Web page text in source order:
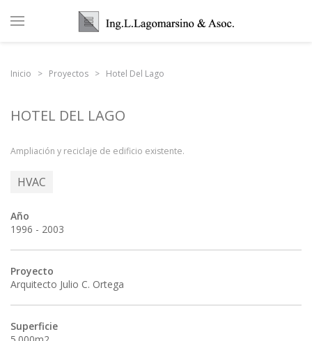
Inicio Proyectos Hotel Del Lago
HOTEL DEL LAGO
Ampliación y reciclaje de edificio existente.
HVAC
Año
1996 - 2003
Proyecto
Arquitecto Julio C. Ortega
Superficie